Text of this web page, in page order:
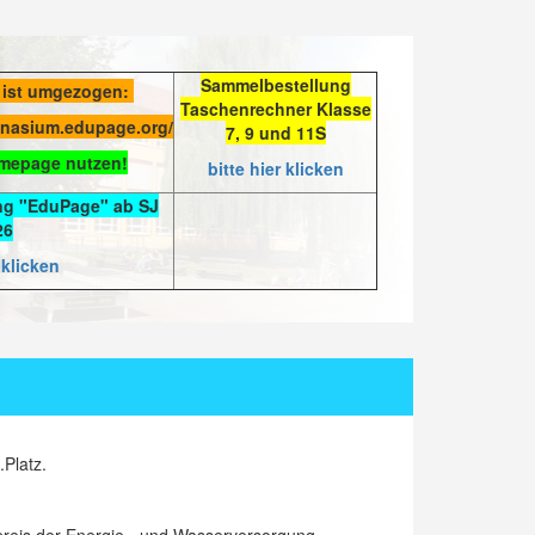
umgezogen:
nutzen!
Sammelbestellung
Taschenrechner Klasse
7, 9 und 11S
bitte hier klicken
"EduPage" ab SJ